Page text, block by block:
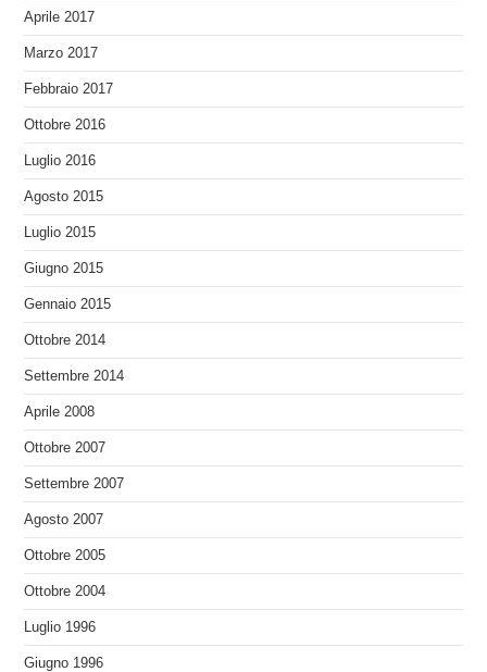
Aprile 2017
Marzo 2017
Febbraio 2017
Ottobre 2016
Luglio 2016
Agosto 2015
Luglio 2015
Giugno 2015
Gennaio 2015
Ottobre 2014
Settembre 2014
Aprile 2008
Ottobre 2007
Settembre 2007
Agosto 2007
Ottobre 2005
Ottobre 2004
Luglio 1996
Giugno 1996